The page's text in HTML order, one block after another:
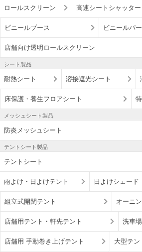
ロールスクリーン 高速シートシャッター
ビニールブース ビニールパ
店舗向け透明ロールスクリーン
シート製品
耐熱シート 溶接遮光シート
床保護・養生フロアシート
メッシュシート製品
防炎メッシュシート
テントシート製品
テントシート
雨よけ・日よけテント 日よけシェード
組立式開閉テント オーニ
店舗用テント・軒先テント 洗車
店舗用 手動巻き上げテント 大型テン